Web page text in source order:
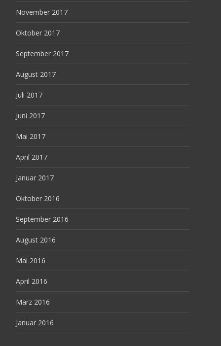
November 2017
Oktober 2017
September 2017
August 2017
Juli 2017
Juni 2017
Mai 2017
April 2017
Januar 2017
Oktober 2016
September 2016
August 2016
Mai 2016
April 2016
März 2016
Januar 2016